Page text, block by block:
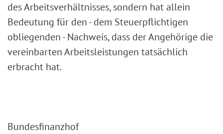
des Arbeitsverhältnisses, sondern hat allein
Bedeutung für den - dem Steuerpflichtigen
obliegenden - Nachweis, dass der Angehörige die
vereinbarten Arbeitsleistungen tatsächlich
erbracht hat.
Bundesfinanzhof